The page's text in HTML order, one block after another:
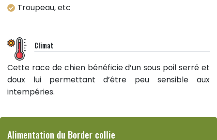
Troupeau, etc
Climat
Cette race de chien bénéficie d’un sous poil serré et
doux lui permettant d’être peu sensible aux
intempéries.
Alimentation du Border collie